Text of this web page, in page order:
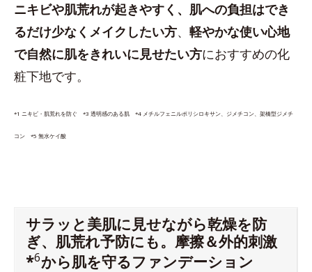
ニキビや肌荒れが起きやすく、肌への負担はでき
るだけ少なくメイクしたい方、 軽やかな使い心地
で自然に肌をきれいに見せたい方におすすめの化
粧下地です。
*1 ニキビ・肌荒れを防ぐ *3 透明感のある肌 *4 メチルフェニルポリシロキサン、ジメチコン、架橋型ジメチ
コン *5 無水ケイ酸
サラッと美肌に見せながら乾燥を防
ぎ、肌荒れ予防にも。摩擦＆外的刺激
*6から肌を守るファンデーション